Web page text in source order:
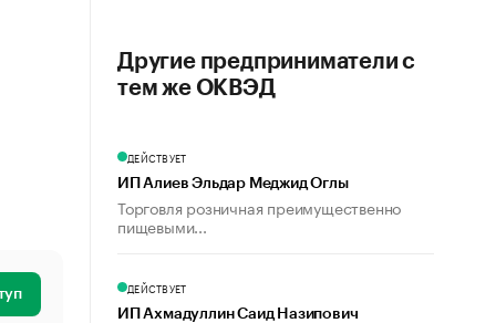
Другие предприниматели с
тем же ОКВЭД
ДЕЙСТВУЕТ
ИП Алиев Эльдар Меджид Оглы
Торговля розничная преимущественно
пищевыми...
ДЕЙСТВУЕТ
ИП Ахмадуллин Саид Назипович